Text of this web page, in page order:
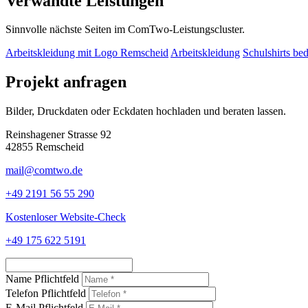
Sinnvolle nächste Seiten im ComTwo-Leistungscluster.
Arbeitskleidung mit Logo RemscheidArbeitskleidung Schulshirts
Projekt anfragen
Bilder, Druckdaten oder Eckdaten hochladen und beraten lassen.
Reinshagener Strasse 92
42855 Remscheid
mail@comtwo.de
+49 2191 56 55 290
Kostenloser Website-Check
+49 175 622 5191
Name Pflichtfeld
Telefon Pflichtfeld